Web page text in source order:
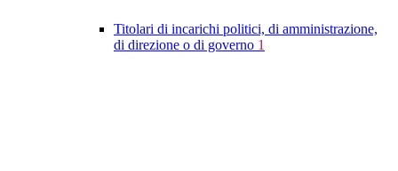
Titolari di incarichi politici, di amministrazione,
di direzione o di governo 1